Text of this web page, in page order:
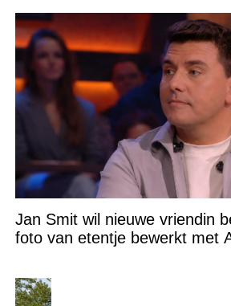
Jan Smit wil nieuwe vriendin
foto van etentje bewerkt met